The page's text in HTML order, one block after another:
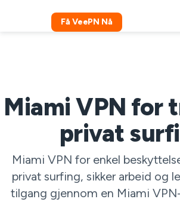
Få VeePN Nå
Miami VPN for
privat
Miami VPN for enkel
privat surfing, sikker arbeid og
tilgang gjennom en Miami